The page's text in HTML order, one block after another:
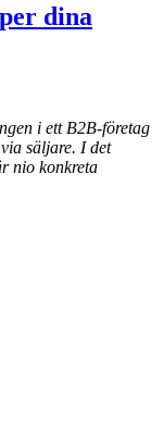
dina
i ett B2B-företag
säljare. I det
nio konkreta